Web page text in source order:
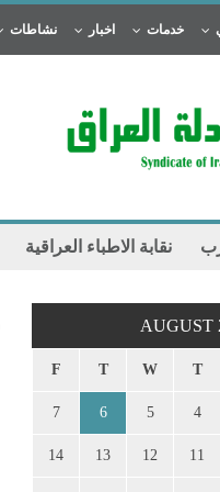
خدمات اخبار نشاطات
نقابة الاطباء العراقية
AUGUST
T
W
T
F
4
5
6
7
11
12
13
14